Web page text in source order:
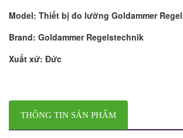
Model: Thiết bị đo lường Goldammer
Brand: Goldammer Regelstechnik
Xuất xứ: Đức
THÔNG TIN SẢN PHẨM